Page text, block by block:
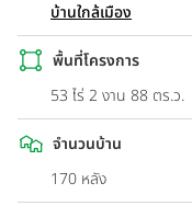
บ้านใกล้เมือง
พื้นที่โครงการ
53 ไร่ 2 งาน 88 ตร.ว.
จำนวนบ้าน
170 หลัง